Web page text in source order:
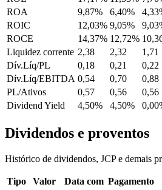
ROA
9,87% 6,40%
ROIC
12,03% 9,05%
ROCE
14,37% 12,72%
Liquidez corrente 2,38 2,32 1,71
Dív.Líq/PL
0,18 0,21 0,22
Dív.Líq/EBITDA 0,54 0,70 0,88
PL/Ativos
0,57 0,56 0,56
Dividend Yield
4,50% 4,50%
Dividendos e proventos
Histórico de dividendos, JCP e demais
Tipo Valor Data com Pagamento